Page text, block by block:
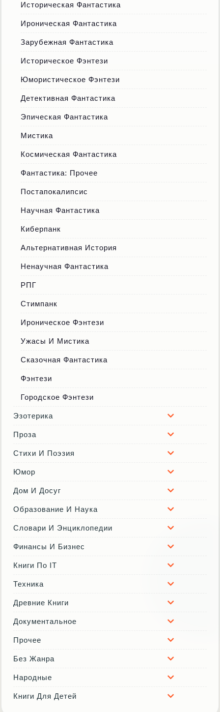
Историческая Фантастика
Ироническая Фантастика
Зарубежная Фантастика
Историческое Фэнтези
Юмористическое Фэнтези
Детективная Фантастика
Эпическая Фантастика
Мистика
Космическая Фантастика
Фантастика: Прочее
Постапокалипсис
Научная Фантастика
Киберпанк
Альтернативная История
Ненаучная Фантастика
РПГ
Стимпанк
Ироническое Фэнтези
Ужасы И Мистика
Сказочная Фантастика
Фэнтези
Городское Фэнтези
Эзотерика
Проза
Стихи И Поэзия
Юмор
Дом И Досуг
Образование И Наука
Словари И Энциклопедии
Финансы И Бизнес
Книги По IT
Техника
Древние Книги
Документальное
Прочее
Без Жанра
Народные
Книги Для Детей